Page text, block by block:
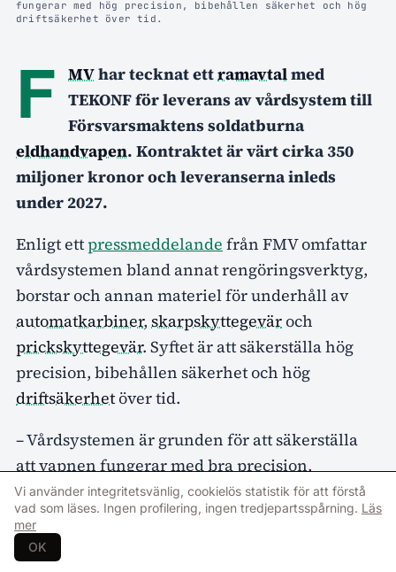
fungerar med hög precision, bibehållen säkerhet och hög
driftsäkerhet över tid.
F MVhar tecknat ettramavtalmed
TEKONF för leverans av vårdsystem till
Försvarsmaktens soldatburna
eldhandvapen. Kontraktet är värt cirka 350
miljoner kronor och leveranserna inleds
under 2027.
Enligt ettpressmeddelande från FMV omfattar
vårdsystemen bland annat rengöringsverktyg,
borstar och annan materiel för underhåll av
automatkarbiner, skarpskyttegeväroch
prickskyttegevär. Syftet är att säkerställa hög
precision, bibehållen säkerhet och hög
driftsäkerhetöver tid.
– Vårdsystemen är grunden för att säkerställa
att vapnen fungerar med bra precision,
bibehåller precision över tid och är säkra att
använda. De måste fungera i alla lägen – under
sommaren, under vintern, efter intensiv
Vi använder integritetsvänlig, cookielös statistik för att förstå
vad som läses. Ingen profilering, ingen tredjepartsspårning. Läs
mer
OK